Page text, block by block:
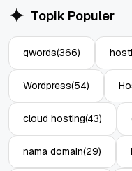
Topik Populer
qwords(366)
Wordpress(54)
cloud hosting(43)
nama domain(29)